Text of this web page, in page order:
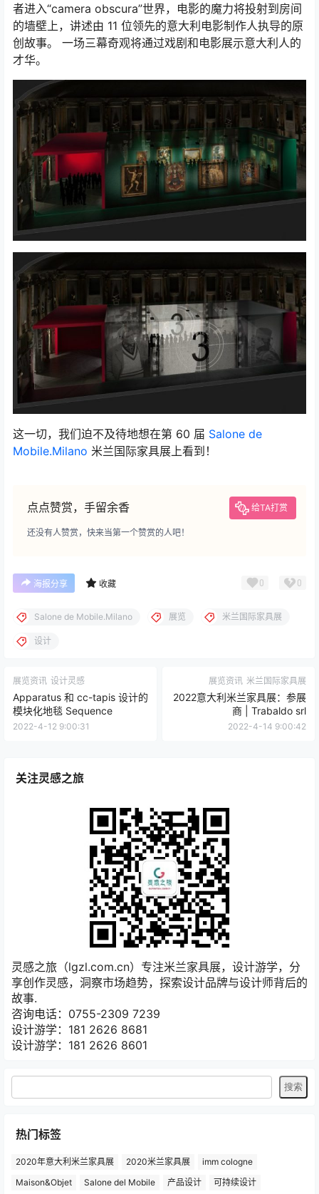
者进入“camera obscura”世界，电影的魔力将投射到房间
的墙壁上，讲述由 11 位领先的意大利电影制作人执导的原
创故事。 一场三幕奇观将通过戏剧和电影展示意大利人的
才华。
这一切，我们迫不及待地想在第 60 届 Salone de
Mobile.Milano 米兰国际家具展上看到！
点点赞赏，手留余香 给TA打赏
还没有人赞赏，快来当第一个赞赏的人吧！
海报分享 收藏 0 0
Salone de Mobile.Milano 展览 米兰国际家具展
设计
展览资讯 设计灵感
Apparatus 和 cc-tapis 设计的
模块化地毯 Sequence
2022-4-12 9:00:31
展览资讯 米兰国际家具展
2022意大利米兰家具展：参展
商 | Trabaldo srl
2022-4-14 9:00:42
关注灵感之旅
灵感之旅（lgzl.com.cn）专注米兰家具展，设计游学，分
享创作灵感，洞察市场趋势，探索设计品牌与设计师背后的
故事.
咨询电话：0755-2309 7239
设计游学：181 2626 8681
设计游学：181 2626 8601
热门标签
2020年意大利米兰家具展 2020米兰家具展
imm cologne
Maison&Objet
Salone del Mobile 产品设计 可持续设计